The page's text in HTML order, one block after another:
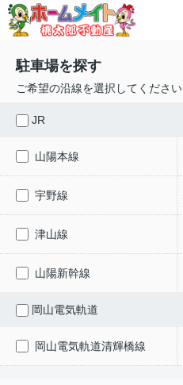
駐車場を探す
ご希望の沿線を選択してください
JR
山陽本線
宇野線
津山線
山陽新幹線
岡山電気軌道
岡山電気軌道清輝橋線